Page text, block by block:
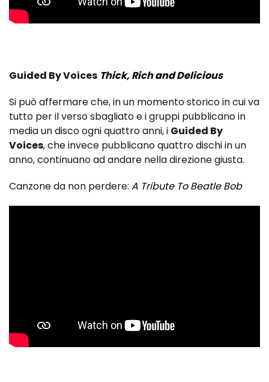
Guided By Voices Thick, Rich and Delicious
Si può affermare che, in un momento storico in cui va
tutto per il verso sbagliato e i gruppi pubblicano in
media un disco ogni quattro anni, i Guided By
Voices, che invece pubblicano quattro dischi in un
anno, continuano ad andare nella direzione giusta.
Canzone da non perdere: A Tribute To Beatle Bob